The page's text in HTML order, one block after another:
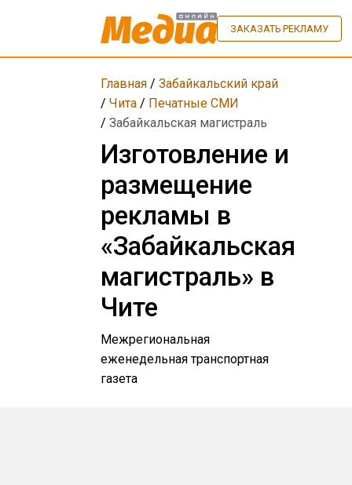
ЗАКАЗАТЬ РЕКЛАМУ
Главная/ Забайкальский край
/ Чита/ Печатные СМИ
/ Забайкальская магистраль
Изготовление и
размещение
рекламы в
«Забайкальская
магистраль» в
Чите
Межрегиональная
еженедельная транспортная
газета